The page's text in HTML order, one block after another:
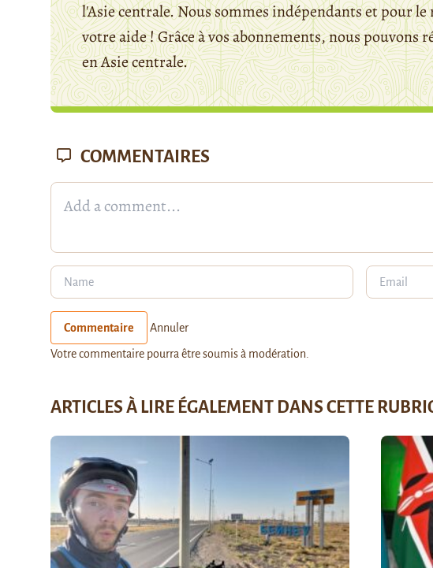
l'Asie centrale. Nous sommes indépendants et pour le
votre aide ! Grâce à vos abonnements, nous pouvons
en Asie centrale.
COMMENTAIRES
Commentaire Annuler
Votre commentaire pourra être soumis à modération.
ARTICLES À LIRE ÉGALEMENT DANS CETTE